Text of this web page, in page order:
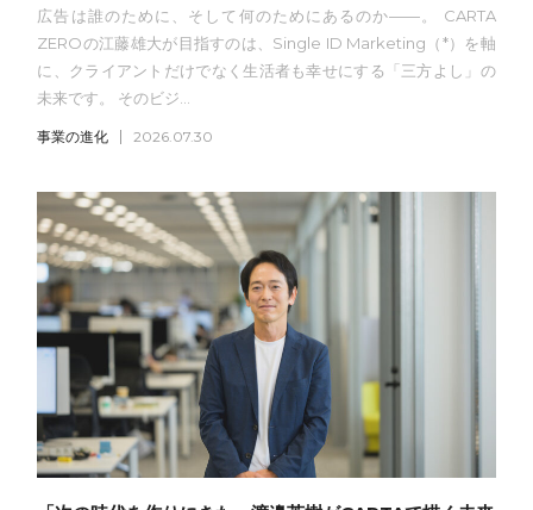
広告は誰のために、そして何のためにあるのか——。 CARTA
ZEROの江藤雄大が目指すのは、Single ID Marketing（*）を軸
に、クライアントだけでなく生活者も幸せにする「三方よし」の
未来です。 そのビジ...
事業の進化 2026.07.30